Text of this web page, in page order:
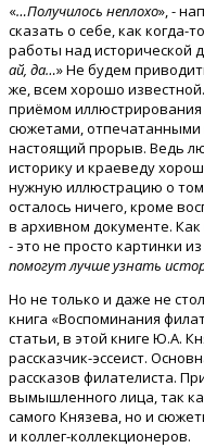
«…Получилось неплохо», -
сказать о себе, как когда-
работы над исторической
ай, да…» Не будем
же, всем хорошо
приёмом иллюстрирования
сюжетами, отпечатанными
настоящий прорыв. Ведь
историку и краеведу
нужную иллюстрацию о
осталось ничего, кроме
в архивном документе.
- это не просто картинки
помогут лучше узнать
Но не только и даже не
книга «Воспоминания
статьи, в этой книге Ю.А.
рассказчик-эссеист.
рассказов филателиста.
вымышленного лица, так
самого Князева, но и
и коллег-коллекционеров.